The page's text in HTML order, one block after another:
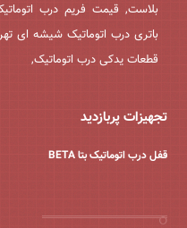
بلاست, قیمت فریم درب
باتری درب اتوماتیک شیشه ای
قطعات یدکی درب اتوماتیک,
تجهیزات پربازدید
قفل درب اتوماتیک بتا BETA